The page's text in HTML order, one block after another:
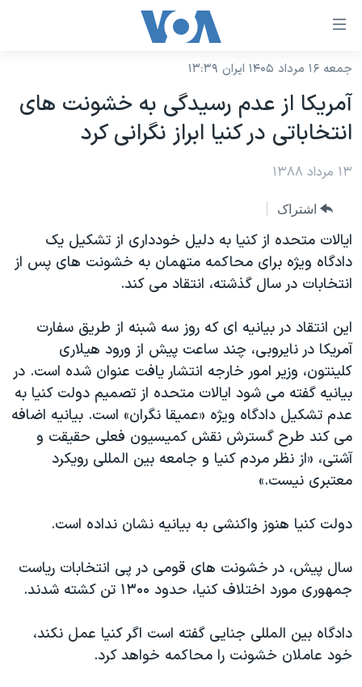
لینکهای
دسترسی
جهش
به
محتوای
اصلی
صفحه
اصلی
جهش
به
جستجو
نسخه سبک وب‌سایت
موضوع ها
ایران
آمریکا
ورزشی
گزیده‌ها
ویژه برنامه‌ها
ویدیوها
فرهنگ و زندگی
حقوق شهروندی
اقتصادی
علم و فناوری
گالری عکس
برنامه های تلویزیونی
جدول برنامه ها
صفحه‌های ویژه
جام جهانی ۲۰۲۶
عملیات خشم حماسی
۲۵۰سالگی آمریکا
بایگانی برنامه‌های تلویزیونی
مستندها
انتخابات ریاست جمهوری آمریکا ۲۰۲۴
حمله جمهوری اسلامی به اسرائیل
رمز مهسا
اعتراضات زن، زندگی، آزادی
تریبونال مردمی آبان ۹۸
چهل سال گروگان‌گیری
فرکانس‌های صدای آمریکا
پخش رادیویی
یادگیری زبان انگلیسی
دنبال کنید
زبانهای مختلف
جمعه ۱۶ مرداد ۱۴۰۵ ایران ۱۳:۳۹
آمریکا از عدم رسیدگی به خشونت های
انتخاباتی در کنیا ابراز نگرانی کرد
۱۳ مرداد ۱۳۸۸
اشتراک
ایالات متحده از کنیا به دلیل خودداری از تشکیل یک
دادگاه ویژه برای محاکمه متهمان به خشونت های پس از
انتخابات در سال گذشته، انتقاد می کند.
این انتقاد در بیانیه ای که روز سه شبنه از طریق سفارت
آمریکا در نایروبی، چند ساعت پیش از ورود هیلاری
کلینتون، وزیر امور خارجه انتشار یافت عنوان شده است. در
بیانیه گفته می شود ایالات متحده از تصمیم دولت کنیا به
عدم تشکیل دادگاه ویژه «عمیقا نگران» است. بیانیه اضافه
می کند طرح گسترش نقش کمیسیون فعلی حقیقت و
آشتی، «از نظر مردم کنیا و جامعه بین المللی رویکرد
معتبری نیست.»
دولت کنیا هنوز واکنشی به بیانیه نشان نداده است.
سال پیش، در خشونت های قومی در پی انتخابات ریاست
جمهوری مورد اختلاف کنیا، حدود ۱۳۰۰ تن کشته شدند.
دادگاه بین المللی جنایی گفته است اگر کنیا عمل نکند،
خود عاملان خشونت را محاکمه خواهد کرد.